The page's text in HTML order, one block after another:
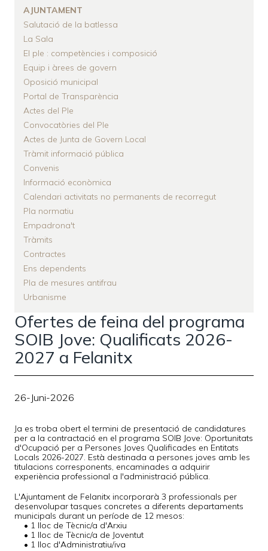
AJUNTAMENT
Salutació de la batlessa
La Sala
El ple : competències i composició
Equip i àrees de govern
Oposició municipal
Portal de Transparència
Actes del Ple
Convocatòries del Ple
Actes de Junta de Govern Local
Tràmit informació pública
Convenis
Informació econòmica
Calendari activitats no permanents de recorregut
Pla normatiu
Empadrona't
Tràmits
Contractes
Ens dependents
Pla de mesures antifrau
Urbanisme
Ofertes de feina del programa
SOIB Jove: Qualificats 2026-
2027 a Felanitx
26-Juni-2026
Ja es troba obert el termini de presentació de candidatures
per a la contractació en el programa SOIB Jove: Oportunitats
d'Ocupació per a Persones Joves Qualificades en Entitats
Locals 2026-2027. Està destinada a persones joves amb les
titulacions corresponents, encaminades a adquirir
experiència professional a l'administració pública.
L'Ajuntament de Felanitx incorporarà 3 professionals per
desenvolupar tasques concretes a diferents departaments
municipals durant un període de 12 mesos:
• 1 lloc de Tècnic/a d'Arxiu
• 1 lloc de Tècnic/a de Joventut
• 1 lloc d'Administratiu/iva